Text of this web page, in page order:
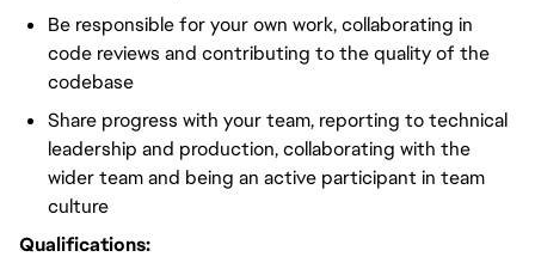
Be responsible for your own work, collaborating in
code reviews and contributing to the quality of the
codebase
Share progress with your team, reporting to technical
leadership and production, collaborating with the
wider team and being an active participant in team
culture
Qualifications: